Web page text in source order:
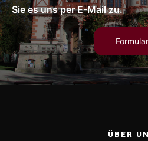
Sie es uns per E-Mail zu.
Formular
ÜBER